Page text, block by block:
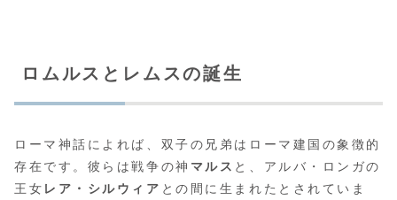
ロムルスとレムスの誕生
ローマ神話によれば、双子の兄弟はローマ建国の象徴的
存在です。彼らは戦争の神 マルス と、アルバ・ロンガの
王女 レア・シルウィア との間に生まれたとされていま